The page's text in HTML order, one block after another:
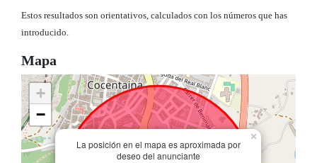
Estos resultados son orientativos, calculados con los números que has
introducido.
Mapa
La posición en el mapa es aproximada por
deseo del anunciante
×
+
−